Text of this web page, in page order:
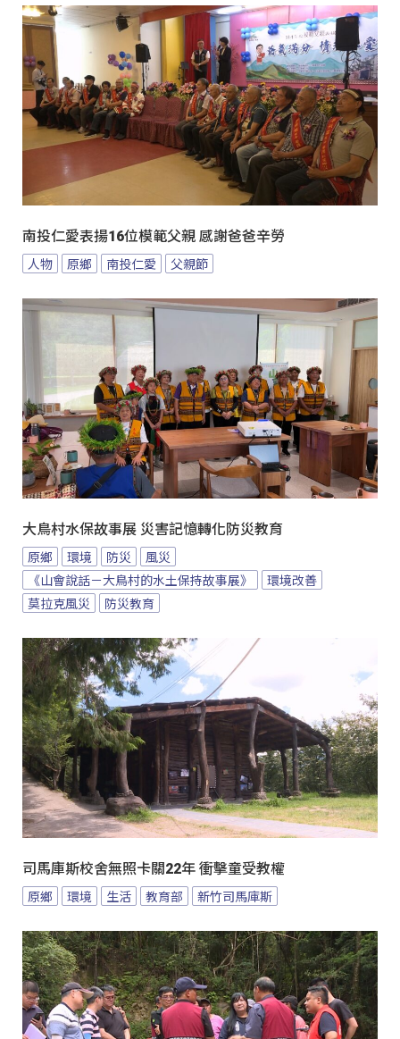
南投仁愛表揚16位模範父親 感謝爸爸辛勞
人物 原鄉 南投仁愛 父親節
大鳥村水保故事展 災害記憶轉化防災教育
原鄉 環境 防災
風災
《山會說話－大鳥村的水土保持故事展》
環境改善
莫拉克風災
防災教育
司馬庫斯校舍無照卡關22年 衝擊童受教權
原鄉 環境 生活 教育部 新竹司馬庫斯